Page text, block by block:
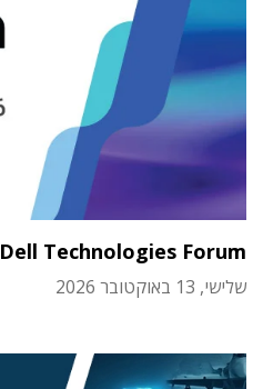
Dell Technologies Forum
שלישי, 13 באוקטובר 2026